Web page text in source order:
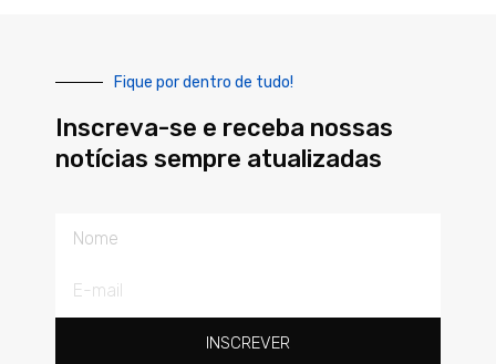
Fique por dentro de tudo!
Inscreva-se e receba nossas
notícias sempre atualizadas
INSCREVER